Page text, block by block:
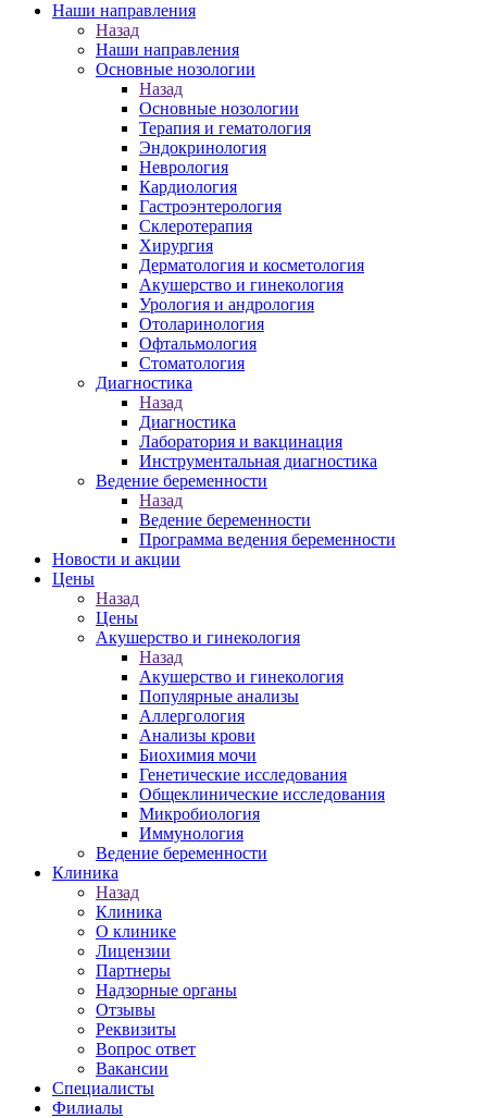
Наши направления
Назад
Наши направления
Основные нозологии
Назад
Основные нозологии
Терапия и гематология
Эндокринология
Неврология
Кардиология
Гастроэнтерология
Склеротерапия
Хирургия
Дерматология и косметология
Акушерство и гинекология
Урология и андрология
Отоларинология
Офтальмология
Стоматология
Диагностика
Назад
Диагностика
Лаборатория и вакцинация
Инструментальная диагностика
Ведение беременности
Назад
Ведение беременности
Программа ведения беременности
Новости и акции
Цены
Назад
Цены
Акушерство и гинекология
Назад
Акушерство и гинекология
Популярные анализы
Аллергология
Анализы крови
Биохимия мочи
Генетические исследования
Общеклинические исследования
Микробиология
Иммунология
Ведение беременности
Клиника
Назад
Клиника
О клинике
Лицензии
Партнеры
Надзорные органы
Отзывы
Реквизиты
Вопрос ответ
Вакансии
Специалисты
Филиалы